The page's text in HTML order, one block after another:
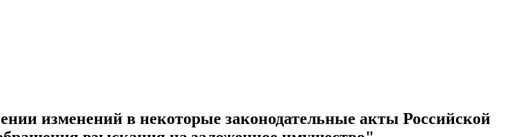
изменений в некоторые законодательные акты Российской